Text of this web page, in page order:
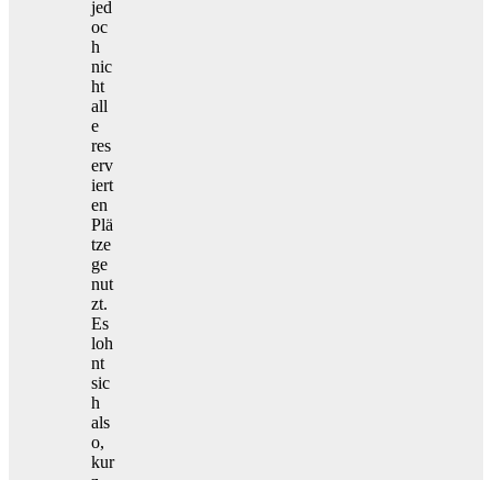
jed
oc
h
nic
ht
all
e
res
erv
iert
en
Plä
tze
ge
nut
zt.
Es
loh
nt
sic
h
als
o,
kur